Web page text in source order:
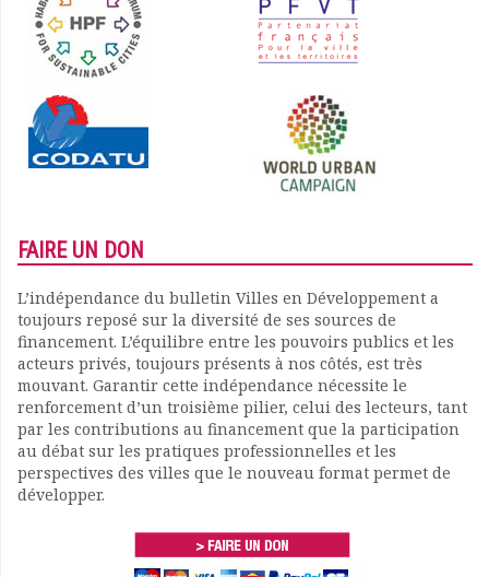
FAIRE UN DON
L’indépendance du bulletin Villes en Développement a
toujours reposé sur la diversité de ses sources de
financement. L’équilibre entre les pouvoirs publics et les
acteurs privés, toujours présents à nos côtés, est très
mouvant. Garantir cette indépendance nécessite le
renforcement d’un troisième pilier, celui des lecteurs, tant
par les contributions au financement que la participation
au débat sur les pratiques professionnelles et les
perspectives des villes que le nouveau format permet de
développer.